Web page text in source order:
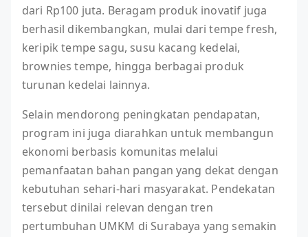
dari Rp100 juta. Beragam produk inovatif juga
berhasil dikembangkan, mulai dari tempe fresh,
keripik tempe sagu, susu kacang kedelai,
brownies tempe, hingga berbagai produk
turunan kedelai lainnya.
Selain mendorong peningkatan pendapatan,
program ini juga diarahkan untuk membangun
ekonomi berbasis komunitas melalui
pemanfaatan bahan pangan yang dekat dengan
kebutuhan sehari-hari masyarakat. Pendekatan
tersebut dinilai relevan dengan tren
pertumbuhan UMKM di Surabaya yang semakin